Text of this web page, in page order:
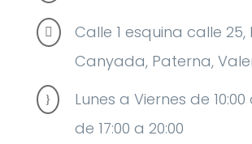

Calle 1 esquina calle 25,
Canyada, Paterna,
}
Lunes a Viernes de 10:00
de 17:00 a 20:00